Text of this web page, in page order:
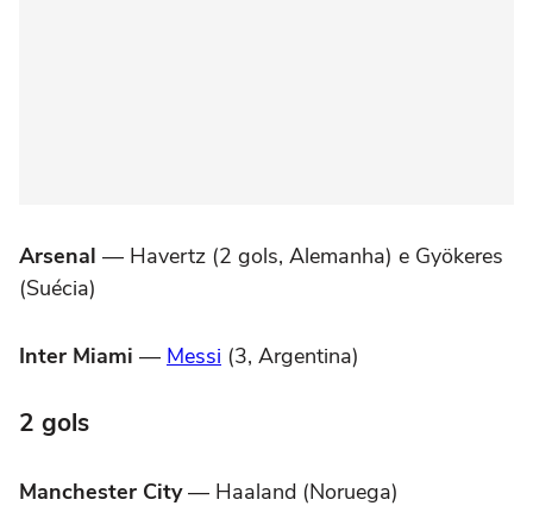
Arsenal — Havertz (2 gols, Alemanha) e Gyökeres
(Suécia)
Inter Miami — Messi (3, Argentina)
2 gols
Manchester City— Haaland (Noruega)